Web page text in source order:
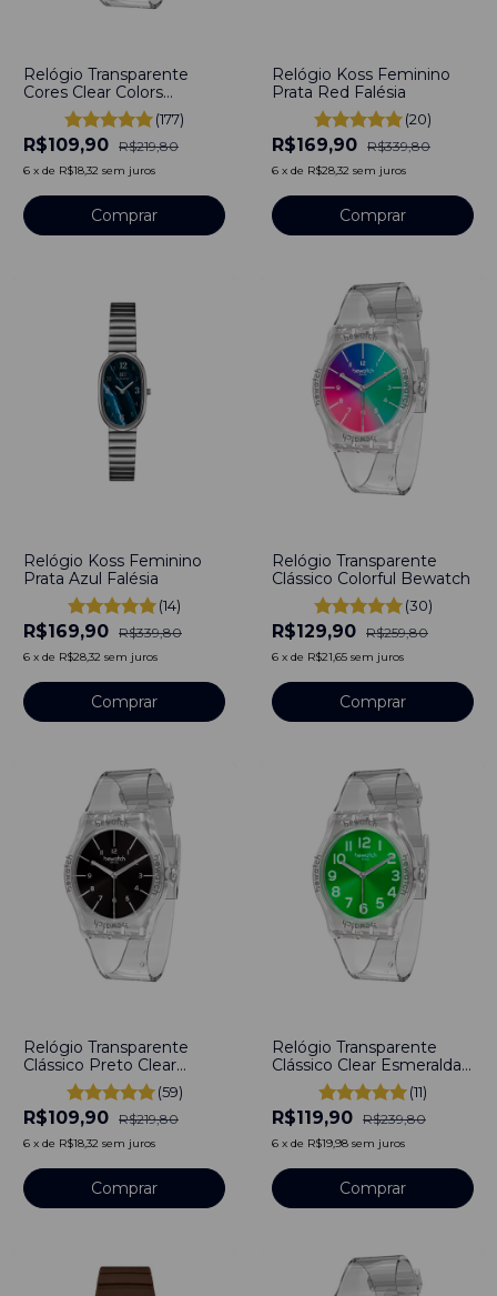
Relógio Transparente
Cores Clear Colors
Bewatch
(177)
R$109,90 R$219,80
6 x de R$18,32 sem juros
Relógio Koss Feminino
Prata Red Falésia
(20)
R$169,90 R$339,80
6 x de R$28,32 sem juros
Relógio Koss Feminino
Prata Azul Falésia
(14)
R$169,90 R$339,80
6 x de R$28,32 sem juros
Relógio Transparente
Clássico Colorful Bewatch
(30)
R$129,90 R$259,80
6 x de R$21,65 sem juros
Relógio Transparente
Clássico Preto Clear
Bewatch
(59)
R$109,90 R$219,80
6 x de R$18,32 sem juros
Relógio Transparente
Clássico Clear Esmeralda
Bewatch
(11)
R$119,90 R$239,80
6 x de R$19,98 sem juros